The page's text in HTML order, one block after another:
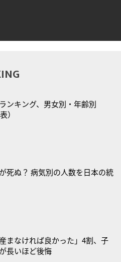
ンキング、男女別・年齢別
）
死ぬ？ 病気別の人数を日本の統
まなければ良かった」4割、子
長いほど後悔